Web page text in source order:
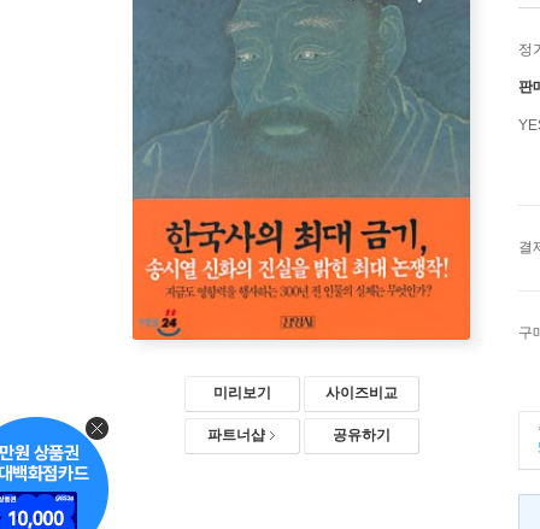
미리보기 사이즈비교
파트너샵 공유하기
정
판
결
구